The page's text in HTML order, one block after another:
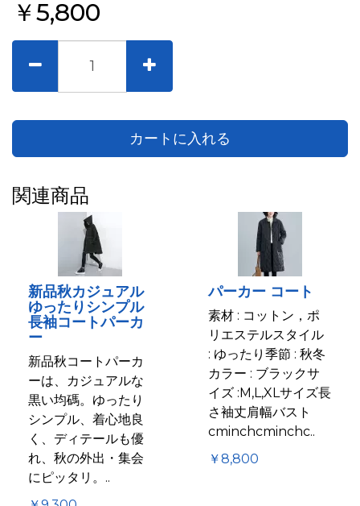
￥5,800
カートに入れる
関連商品
新品秋カジュアル
ゆったりシンプル
長袖コートパーカ
ー
新品秋コートパーカ
ーは、カジュアルな
黒い均碼。ゆったり
シンプル、着心地良
く、ディテールも優
れ、秋の外出・集会
にピッタリ。..
パーカー コート
素材 : コットン，ポ
リエステルスタイル
: ゆったり季節 : 秋冬
カラー : ブラックサ
イズ :M,L,XLサイズ長
さ袖丈肩幅バスト
cminchcminchc..
￥8,800